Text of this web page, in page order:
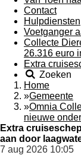
Contact
Hulpdiensten
Voetganger
Collecte
26.316 euro
Extra
Zoeken
Home
»Gemeente
»Omnia
nieuwe
Extra
aan door
7 aug 2026 10:05